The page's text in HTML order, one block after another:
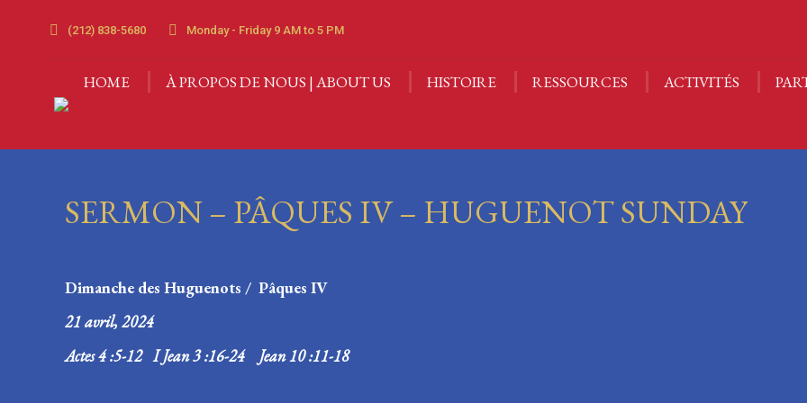
(212) 838-5680 Monday - Friday 9 AM to 5 PM
HOME À PROPOS DE NOUS | ABOUT US HISTOIRE RESSOURCES ACTIVITÉS
SERMON – PÂQUES IV – HUGUENOT SUNDAY
Dimanche des Huguenots / Pâques IV
21 avril, 2024
Actes 4 :5-12 I Jean 3 :16-24 Jean 10 :11-18